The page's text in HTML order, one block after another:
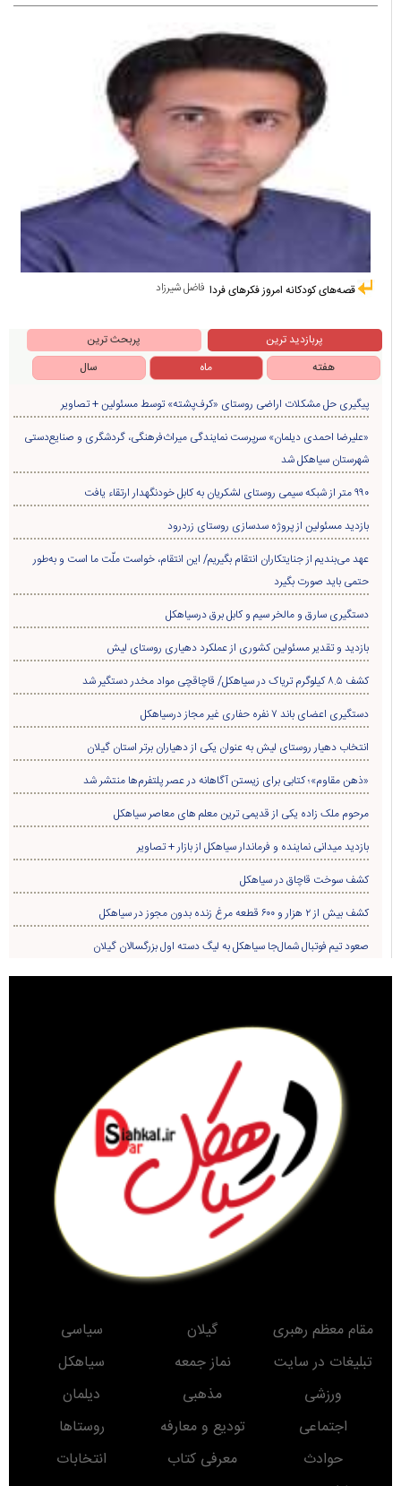
فاضل شیرزاد قصه‌های کودکانه امروز فکرهای فردا
پربازدید ترین
پربحث ترین
هفته
ماه سال
پیگیری حل مشکلات اراضی روستای «کرف‌پشته» توسط مسئولین + تصاویر
«علیرضا احمدی دیلمان» سرپرست نمایندگی میراث‌فرهنگی، گردشگری و صنایع‌دستی
شهرستان سیاهکل شد
۹۹۰ متر از شبکه سیمی روستای لشکریان به کابل خودنگهدار ارتقاء یافت
بازدید مسئولین از پروژه سدسازی روستای زردرود
عهد می‌بندیم از جنایتکاران انتقام بگیریم/ این انتقام، خواست ملّت ما است و به‌طور
حتمی باید صورت بگیرد
دستگیری سارق و مالخر سیم و کابل برق درسیاهکل
بازدید و تقدیر مسئولین کشوری از عملکرد دهیاری روستای لیش
کشف ۸.۵ کیلوگرم تریاک در سیاهکل/ قاچاقچی مواد مخدر دستگیر شد
دستگیری اعضای باند ۷ نفره حفاری غير مجاز درسیاهکل
انتخاب دهیار روستای لیش به عنوان یکی از دهیاران برتر استان گیلان
«ذهن مقاوم»؛ کتابی برای زیستن آگاهانه در عصر پلتفرم‌ها منتشر شد
مرحوم ملک زاده یکی از قدیمی ترین معلم های معاصر سیاهکل
بازدید میدانی نماینده و فرماندار سیاهکل از بازار + تصاویر
کشف سوخت قاچاق در سياهکل
کشف بیش از ۲ هزار و ۶۰۰ قطعه مرغ زنده بدون مجوز در سیاهکل
صعود تیم فوتبال شمال‌جا‌ سیاهکل به لیگ دسته اول بزرگسالان گیلان
مقام معظم رهبری گیلان
سیاسی
تبلیغات در سایت
نماز جمعه
سیاهکل
ورزشی
مذهبی
دیلمان
اجتماعی
تودیع و معارفه
روستاها
حوادث
معرفی کتاب
انتخابات